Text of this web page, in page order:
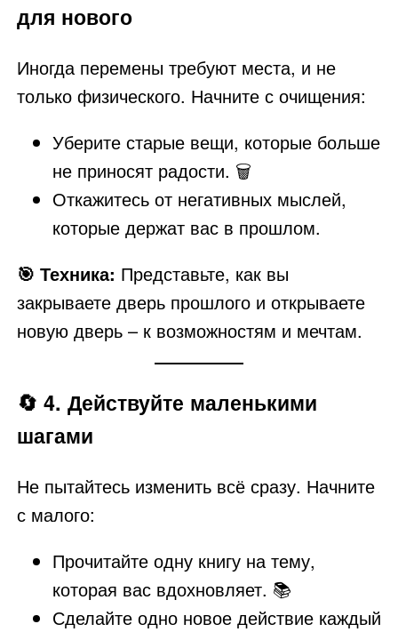
для нового
Иногда перемены требуют места, и не
только физического. Начните с очищения:
Уберите старые вещи, которые больше
не приносят радости. 🗑️
Откажитесь от негативных мыслей,
которые держат вас в прошлом.
🎯 Техника: Представьте, как вы
закрываете дверь прошлого и открываете
новую дверь – к возможностям и мечтам.
🔄 4. Действуйте маленькими
шагами
Не пытайтесь изменить всё сразу. Начните
с малого:
Прочитайте одну книгу на тему,
которая вас вдохновляет. 📚
Сделайте одно новое действие каждый